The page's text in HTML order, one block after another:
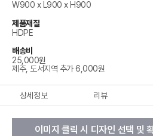
W900 x L900 x H900
제품재질
HDPE
배송비
25,000원
제주, 도서지역 추가 6,000원
상세정보 리뷰
이미지 클릭 시 디자인 선택 및